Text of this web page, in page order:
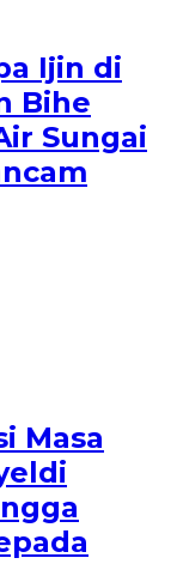
Ijin di
Bihe
Sungai
Masa